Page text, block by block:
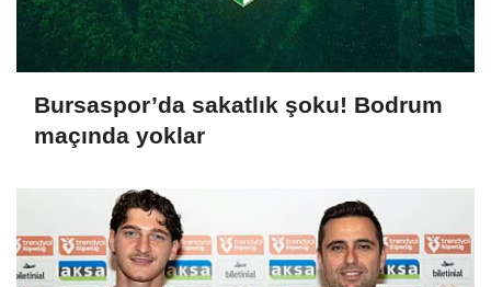
Bursaspor’da sakatlık şoku! Bodrum
maçında yoklar